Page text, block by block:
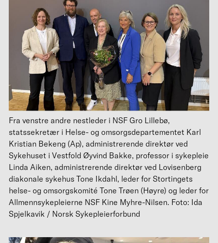
Fra venstre andre nestleder i NSF Gro Lillebø,
statssekretær i Helse- og omsorgsdepartementet Karl
Kristian Bekeng (Ap), administrerende direktør ved
Sykehuset i Vestfold Øyvind Bakke, professor i sykepleie
Linda Aiken, administrerende direktør ved Lovisenberg
diakonale sykehus Tone Ikdahl, leder for Stortingets
helse- og omsorgskomité Tone Trøen (Høyre) og leder for
Allmennsykepleierne NSF Kine Myhre-Nilsen. Foto: Ida
Spjelkavik / Norsk Sykepleierforbund